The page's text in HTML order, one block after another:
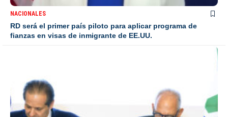
NACIONALES
RD será el primer país piloto para aplicar programa de
fianzas en visas de inmigrante de EE.UU.